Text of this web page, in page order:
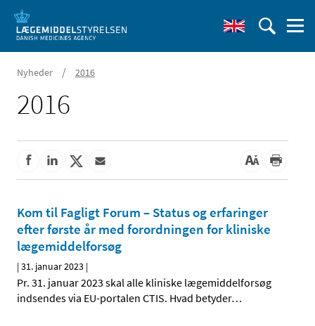
Nyheder / 2016
2016
Kom til Fagligt Forum – Status og erfaringer
efter første år med forordningen for kliniske
lægemiddelforsøg
|31. januar 2023 |
Pr. 31. januar 2023 skal alle kliniske lægemiddelforsøg
indsendes via EU-portalen CTIS. Hvad betyder…